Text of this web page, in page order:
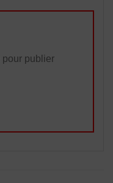
pour publier